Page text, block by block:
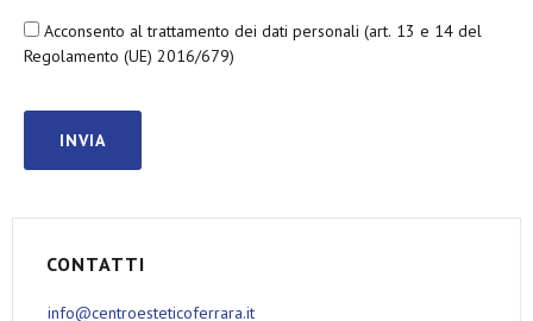
Acconsento al trattamento dei dati personali (art. 13 e 14 del
Regolamento (UE) 2016/679)
CONTATTI
info@centroesteticoferrara.it